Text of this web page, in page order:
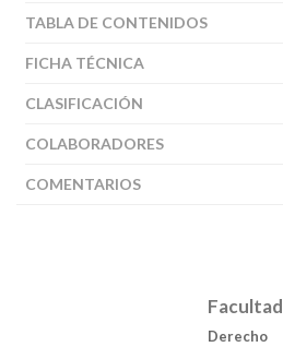
TABLA DE CONTENIDOS
FICHA TÉCNICA
CLASIFICACIÓN
COLABORADORES
COMENTARIOS
Facultad
Derecho